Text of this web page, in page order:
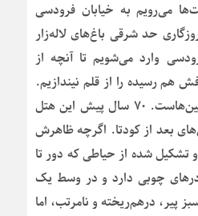
می‌رویم به خیابان فرودسی
حد شرقی باغ‌های لاله‌زار
وارد می‌شویم تا آنچه از
هم رسیده را از قلم نیندازیم.
هتل گیلان نو، یکی از همین‌هاست. ۷۰ سال پیش این هتل
بعد از کودتا. اگرچه ظاهرش
شده از حیاطی که دور تا
چوبی دارد و در وسط یک
درهم‌ریخته و نامرتب، اما